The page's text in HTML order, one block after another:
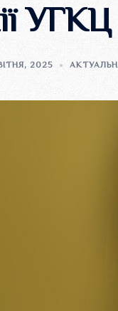
УГКЦ
2025